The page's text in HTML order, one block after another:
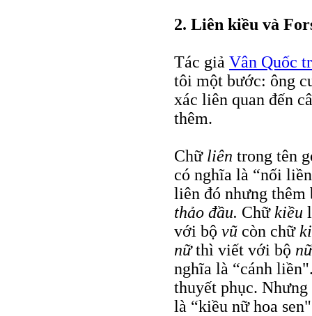
2. Liên kiều và
Tác giả Vân Quốc
tôi một bước: ông
xác liên quan đến
thêm.
Chữ liên trong tên
có nghĩa là “nối
liên đó nhưng
thảo đầu. Chữ kiều
với bộ vũ còn chữ
nữthì viết với bộ
nghĩa là “cánh
thuyết phục.
là “kiều nữ hoa